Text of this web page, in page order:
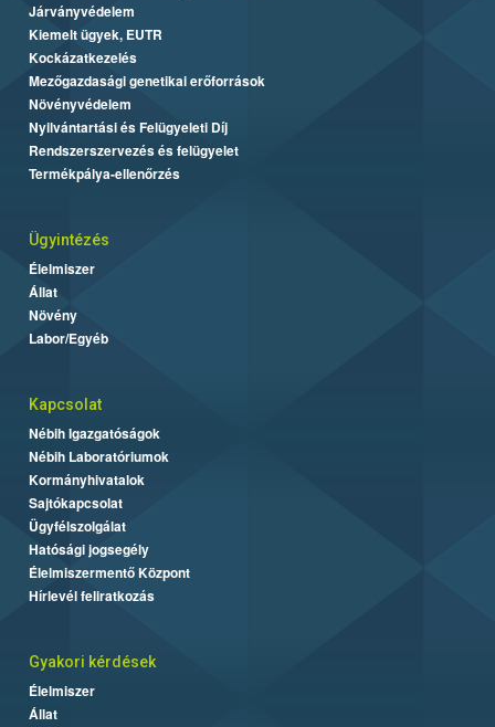
Járványvédelem
Kiemelt ügyek, EUTR
Kockázatkezelés
Mezőgazdasági genetikai erőforrások
Növényvédelem
Nyilvántartási és Felügyeleti Díj
Rendszerszervezés és felügyelet
Termékpálya-ellenőrzés
Ügyintézés
Élelmiszer
Állat
Növény
Labor/Egyéb
Kapcsolat
Nébih Igazgatóságok
Nébih Laboratóriumok
Kormányhivatalok
Sajtókapcsolat
Ügyfélszolgálat
Hatósági jogsegély
Élelmiszermentő Központ
Hírlevél feliratkozás
Gyakori kérdések
Élelmiszer
Állat